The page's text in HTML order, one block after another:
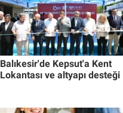
Balıkesir'de Kepsut'a Kent
Lokantası ve altyapı desteği